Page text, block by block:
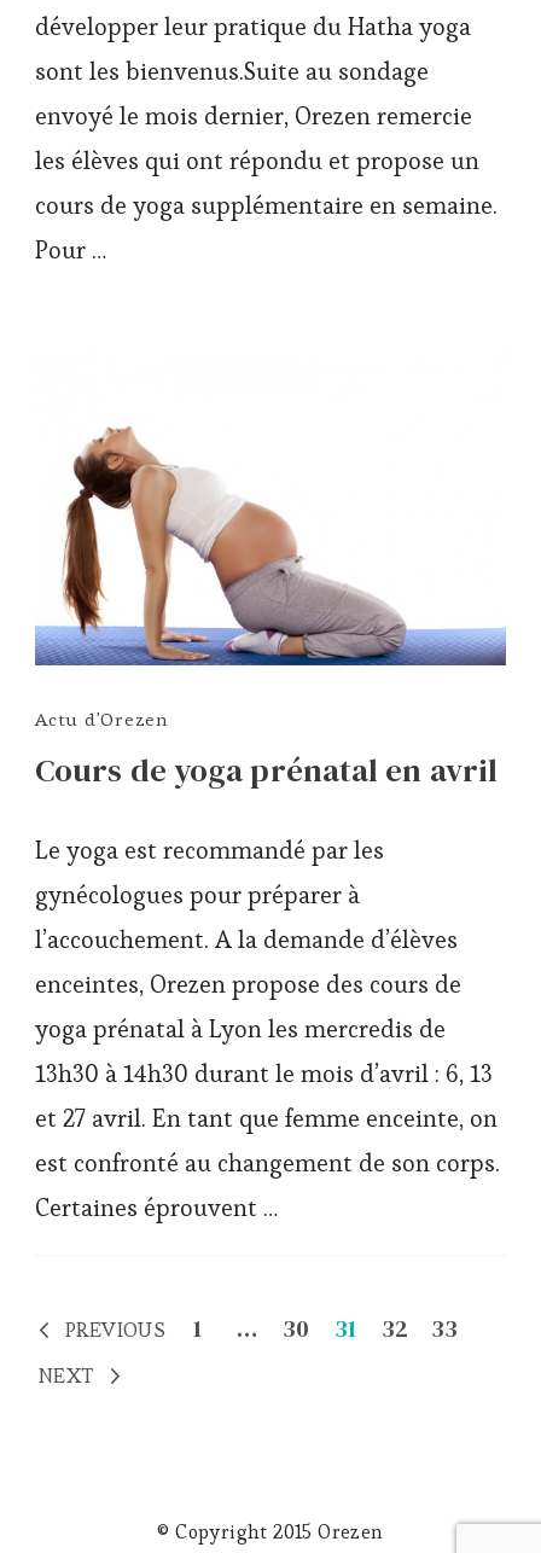
développer leur pratique du Hatha yoga
sont les bienvenus.Suite au sondage
envoyé le mois dernier, Orezen remercie
les élèves qui ont répondu et propose un
cours de yoga supplémentaire en semaine.
Pour …
Actu d'Orezen
Cours de yoga prénatal en avril
Le yoga est recommandé par les
gynécologues pour préparer à
l’accouchement. A la demande d’élèves
enceintes, Orezen propose des cours de
yoga prénatal à Lyon les mercredis de
13h30 à 14h30 durant le mois d’avril : 6, 13
et 27 avril. En tant que femme enceinte, on
est confronté au changement de son corps.
Certaines éprouvent …
Navigation
des
PREVIOUS Page
1 … Page
30 Page
31 Page
32 Page
33
NEXT
© Copyright 2015 Orezen